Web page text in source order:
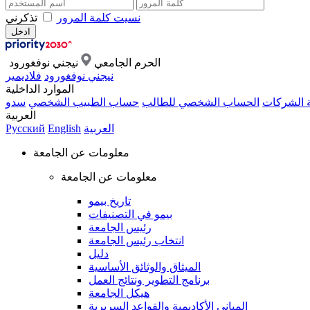
نسيت كلمة المرور تذكرني
الحرم الجامعي
نيجني نوفغورود
نيجني نوفغورود فلاديمير
الموارد الداخلية
الشركات الحساب الشخصي للطالب حساب الطبيب الشخصي سدو
العربية
Русский English العربية
معلومات عن الجامعة
معلومات عن الجامعة
تاريخ بيمو
بيمو في التصنيفات
رئيس الجامعة
انتخاب رئيس الجامعة
دليل
الميثاق والوثائق الأساسية
برنامج التطوير ونتائج العمل
هيكل الجامعة
المباني الأكاديمية والقواعد السريرية